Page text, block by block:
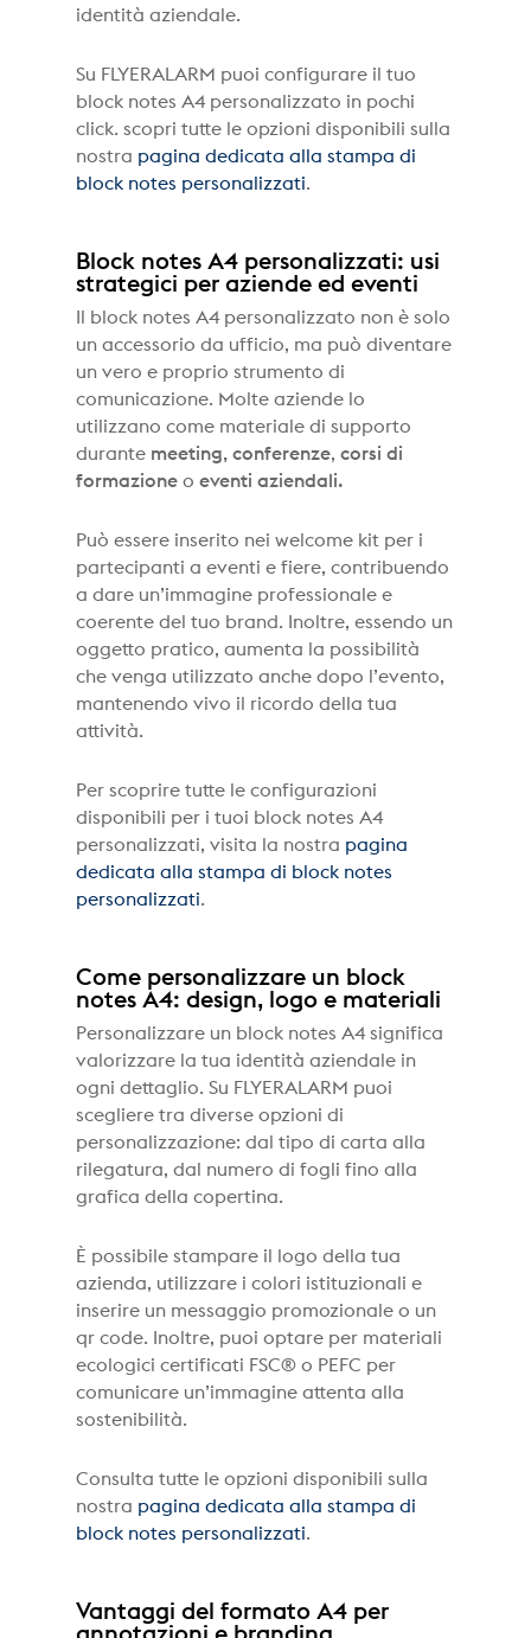
identità aziendale.
Su FLYERALARM puoi configurare il tuo
block notes A4 personalizzato in pochi
click. scopri tutte le opzioni disponibili sulla
nostra pagina dedicata alla stampa di
block notes personalizzati.
Block notes A4 personalizzati: usi
strategici per aziende ed eventi
Il block notes A4 personalizzato non è solo
un accessorio da ufficio, ma può diventare
un vero e proprio strumento di
comunicazione. Molte aziende lo
utilizzano come materiale di supporto
durante meeting, conferenze,corsi di
formazione o eventi aziendali.
Può essere inserito nei welcome kit per i
partecipanti a eventi e fiere, contribuendo
a dare un’immagine professionale e
coerente del tuo brand. Inoltre, essendo un
oggetto pratico, aumenta la possibilità
che venga utilizzato anche dopo l’evento,
mantenendo vivo il ricordo della tua
attività.
Per scoprire tutte le configurazioni
disponibili per i tuoi block notes A4
personalizzati, visita la nostra pagina
dedicata alla stampa di block notes
personalizzati.
Come personalizzare un block
notes A4: design, logo e materiali
Personalizzare un block notes A4 significa
valorizzare la tua identità aziendale in
ogni dettaglio. Su FLYERALARM puoi
scegliere tra diverse opzioni di
personalizzazione: dal tipo di carta alla
rilegatura, dal numero di fogli fino alla
grafica della copertina.
È possibile stampare il logo della tua
azienda, utilizzare i colori istituzionali e
inserire un messaggio promozionale o un
qr code. Inoltre, puoi optare per materiali
ecologici certificati FSC® o PEFC per
comunicare un’immagine attenta alla
sostenibilità.
Consulta tutte le opzioni disponibili sulla
nostra pagina dedicata alla stampa di
block notes personalizzati.
Vantaggi del formato A4 per